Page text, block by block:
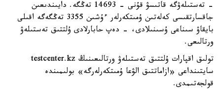
- تەستىلەۋگە قاتىسۋ قۇنى - 14693 تەڭگە. دايىندىعىن
جاقسارتقىسى كەلەتىن ۇمىتكەرلەر ءۇشىن 3355 تەڭگەگە اقىلى
بايقاۋ سىناعى ۇسىنىلادى، - دەپ حابارلادى ۇلتتىق تەستىلەۋ
ورتالىعى.
تولىق اقپارات ۇلتتىق تەستىلەۋ ورتالىعىنىڭ testcenter.kz
سايتىنداعى «ازاماتتىق الۋعا ۇمىتكەرلەرگە» بولىمىندە
قولجەتىمدى.